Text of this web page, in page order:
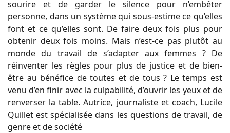
sourire et de garder le silence pour n’embêter
personne, dans un système qui sous-estime ce qu’elles
font et ce qu’elles sont. De faire deux fois plus pour
obtenir deux fois moins. Mais n’est-ce pas plutôt au
monde du travail de s’adapter aux femmes ? De
réinventer les règles pour plus de justice et de bien-
être au bénéfice de toutes et de tous ? Le temps est
venu d’en finir avec la culpabilité, d’ouvrir les yeux et de
renverser la table. Autrice, journaliste et coach, Lucile
Quillet est spécialisée dans les questions de travail, de
genre et de société